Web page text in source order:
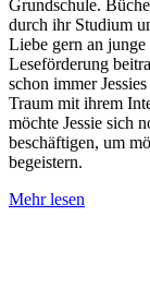
Grundschule.
durch ihr Studium
Liebe gern an
Leseförderung
schon immer
Traum mit ihrem
möchte Jessie sich
beschäftigen, um
begeistern.
Mehr lesen